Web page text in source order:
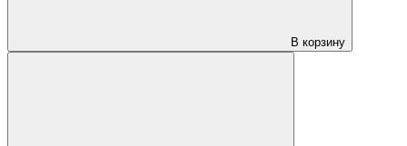
В корзину